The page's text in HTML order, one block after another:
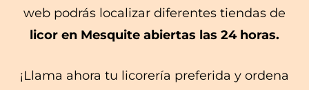
web podrás localizar diferentes tiendas de
licor en Mesquite abiertas las 24 horas.
¡Llama ahora tu licorería preferida y ordena